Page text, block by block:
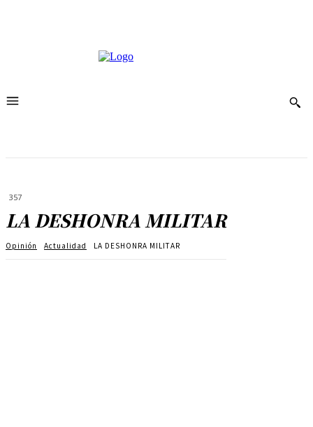
357
LA DESHONRA MILITAR
Opinión Actualidad LA DESHONRA MILITAR